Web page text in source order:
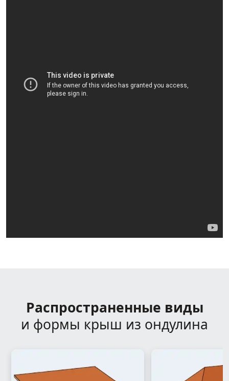
Распространенные виды
и формы крыш из ондулина